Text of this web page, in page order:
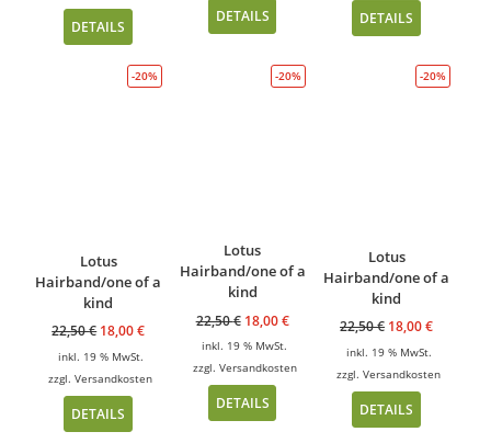
DETAILS
DETAILS DETAILS
-20%
Lotus
Hairband/one of a
kind
22,50€ 18,00€
inkl. 19 % MwSt.
zzgl.Versandkosten
DETAILS
-20%
Lotus
Hairband/one of a
kind
22,50€ 18,00€
inkl. 19 % MwSt.
zzgl. Versandkosten
DETAILS
-20%
Lotus
Hairband/one of a
kind
22,50€ 18,00€
inkl. 19 % MwSt.
zzgl.Versandkosten
DETAILS